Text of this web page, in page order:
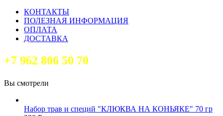
КОНТАКТЫ
ПОЛЕЗНАЯ ИНФОРМАЦИЯ
ОПЛАТА
ДОСТАВКА
+7 962 806 50 70
Вы смотрели
Набор трав и специй "КЛЮКВА НА КОНЬЯКЕ" 70 гр